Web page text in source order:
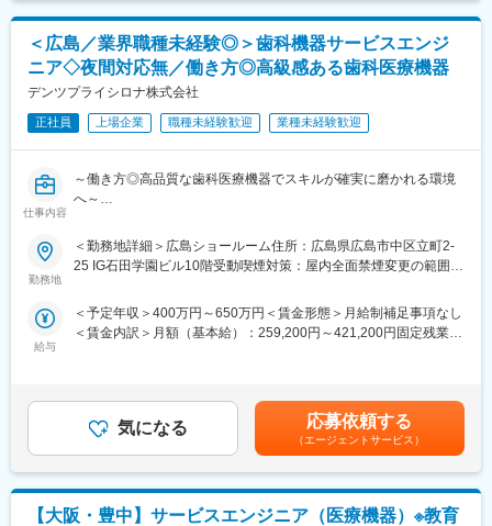
・装置故障時の原因調査、故障機器の分解点検、交換等（営業部
門からの連絡）
・営業への技術サポート（顧客折衝・技術提案・見積作成）
※３～４名のチーム、単独での対応もあり。
■入社後の業務：
2～3週間の技術研修（設計、製造、品質部門での研修）を東村山
で実施します。
配属後はOJT研修で業務を覚えていただきます。
化学・電気・機械・システムなど幅広い分野の知識を身につける
ことができます。
で、専門性を高めたい方に最適です。
また、自社製品だけでなく、他メーカーの設備メンテナンスにも
・水質調整システム
・お客様先：発電所、ガス等のライフラインなど
東日本 静岡～青森まで北海道含む
出張については1週間～長い出張だと2～3ヶ月程度
＜広島／業界職種未経験◎＞歯科機器サービスエンジ
ニア◇夜間対応無／働き方◎高級感ある歯科医療機器
デンツプライシロナ株式会社
正社員 上場企業 職種未経験歓迎 業種未経験歓迎
仕事内容
～働き方◎高品質な歯科医療機器でスキルが確実に磨かれる環境
へ～
中四国エリアの歯科院内での歯科治療機械の保守・点検・修理業
務担当の募集です。
・お客様への説明、見積提示、価格交渉
※社用車を1台貸与しますので、ご自身で運転をして歯科クリニッ
＜取扱製品＞
高い精度とデザイン性を兼ね備えた歯科用機器を取り扱います。
医療従事者から高く評価されている製品群です。
https://www.dentsplysirona.com/ja-jp
＜過去入社者のご経歴＞
勤務地
＜勤務地詳細＞広島ショールーム住所：広島県広島市中区立町2-
25 IG石田学園ビル10階受動喫煙対策：屋内全面禁煙変更の範囲：
給与
＜予定年収＞400万円～650万円＜賃金形態＞月給制補足事項なし
＜賃金内訳＞月額（基本給）：259,200円～421,200円固定残業手
＞※給与詳細は経験・能力・スキルに応じ、選考の過程を通じて決
定します。※上記年収は、インセンティブ賞与を含んだ想定金額で
す。※上記年収は、40,500円～（月20時間残業相当）を含みま
す。賃金はあくまでも目安の金額であり、選考を通じて上下する
可能性があります。月給(月額)は固定手当を含めた表記です。
気になる 応募依頼する
（エージェントサービス）
【大阪・豊中】サービスエンジニア（医療機器）※教育